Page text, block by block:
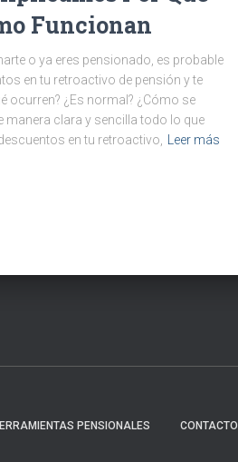
Funcionan
o ya eres pensionado, es probable
en tu retroactivo de pensión y te
ocurren? ¿Es normal? ¿Cómo se
manera clara y sencilla todo lo que
en tu retroactivo,
Leer más
PENSIONALES CONTACTO